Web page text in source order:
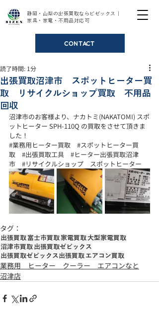
静岡・山梨の出張買取ならビゼックス｜
家具・家電・不用品対応可
CONTACT
出張買取沼津市 スポットヒーター買
取 リサイクルショップ買取 不用品
回収
読了時間: 1分
沼津市のお客様より、ナカトミ(NAKATOMI) スポ
ットヒーター SPH-110Q の買取をさせて頂きま
した！
#業務用ヒーター買取
#スポットヒーター買
取
#出張買取工具
#ヒーター出張買取沼津
市
#リサイクルショップ スポットヒーター
タグ：
出張買取 富士市買取 家電買取大型家電買取
沼津市買取 出張買取ゼビックス
出張買取ゼビックス出張買取 エアコン買取
業務用 ヒーター クーラー エアコンなと
沼津店